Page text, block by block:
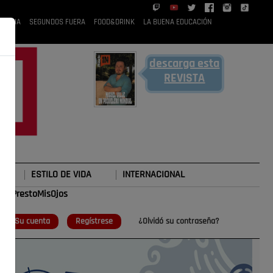
RUBIA SEGUNDOS FUERA FOOD&DRINK LA BUENA EDUCACIÓN
descarga esta
REVISTA
ESTILO DE VIDA INTERNACIONAL
Su cuenta Regístrese ¿Olvidó su contraseña?